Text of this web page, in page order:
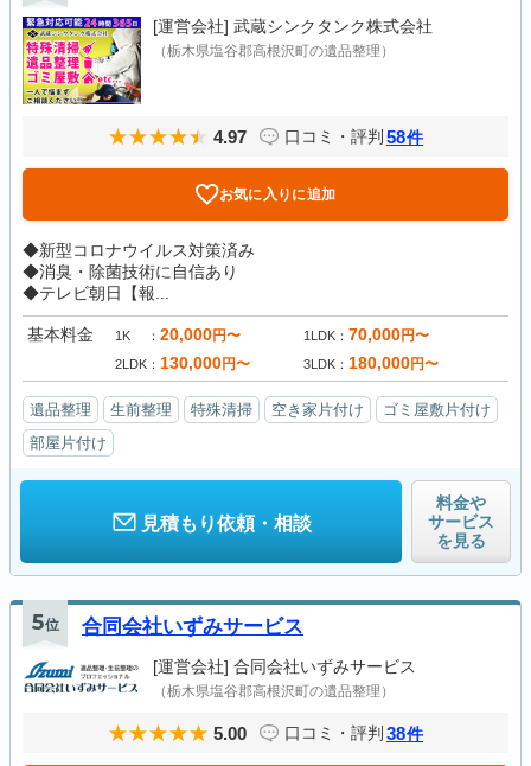
[運営会社] 武蔵シンクタンク株式会社
（栃木県塩谷郡高根沢町の遺品整理）
4.97 口コミ・評判 58件
お気に入りに追加
◆新型コロナウイルス対策済み
◆消臭・除菌技術に自信あり
◆テレビ朝日【報...
基本料金 1K 20,000円〜 1LDK 70,000円〜
2LDK 130,000円〜 3LDK 180,000円〜
遺品整理 生前整理 特殊清掃 空き家片付け
ゴミ屋敷片付け
部屋片付け
見積もり依頼・相談
料金や
サービス
を見る
5位 合同会社いずみサービス
[運営会社] 合同会社いずみサービス
（栃木県塩谷郡高根沢町の遺品整理）
5.00 口コミ・評判 38件